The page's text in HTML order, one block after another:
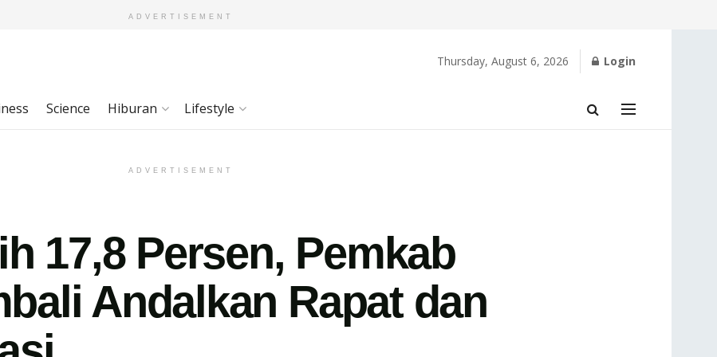
ADVERTISEMENT
Thursday, August 6, 2026 Login
Science Hiburan Lifestyle
ADVERTISEMENT
17,8 Persen, Pemkab
Andalkan Rapat dan